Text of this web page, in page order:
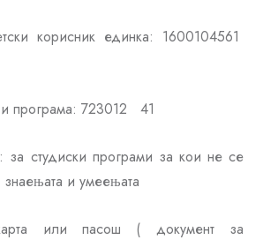
корисник единка: 1600104561
програма: 723012 41
студиски програми за кои не се
и умеењата
или пасош ( документ за